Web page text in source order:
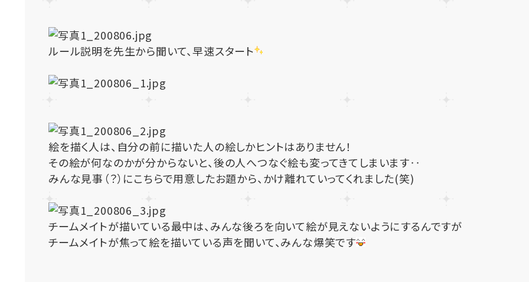
ルール説明を先生から聞いて、早速スタート
絵を描く人は、自分の前に描いた人の絵しかヒントはありません！
その絵が何なのかが分からないと、後の人へつなぐ絵も変ってきてしまいます‥
みんな見事（？）にこちらで用意したお題から、かけ離れていってくれました(笑)
チームメイトが描いている最中は、みんな後ろを向いて絵が見えないようにするんですが
チームメイトが焦って絵を描いている声を聞いて、みんな爆笑です